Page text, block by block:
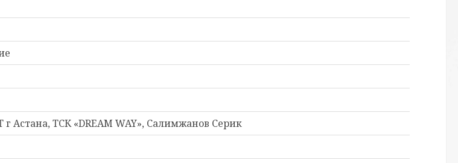
Астана, ТСК «DREAM WAY», Салимжанов Серик